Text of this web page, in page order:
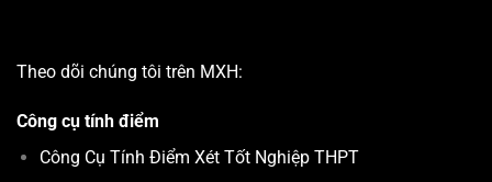
Theo dõi chúng tôi trên MXH:
Công cụ tính điểm
Công Cụ Tính Điểm Xét Tốt Nghiệp THPT